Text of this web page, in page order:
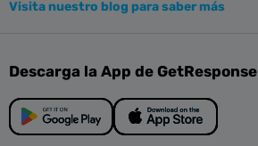
Visita nuestro blog para saber más
Descarga la App de GetResponse